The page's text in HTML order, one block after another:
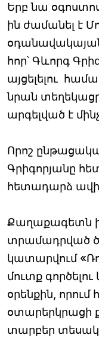
Երբ նա
ին ժամանել է
օդանավակայան
հոր՝ Գևորգ
այցելելու
նրան
արգելված է
Որոշ
Գրիգորյանը
հետադարձ
Քաղաքագետն
տրամադրված
կատարվում
մուտք
օրենքին, որում
օտարերկրացի
տարբեր